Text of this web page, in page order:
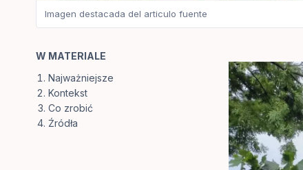
Imagen destacada del articulo fuente
W MATERIALE
Najważniejsze
Kontekst
Co zrobić
Źródła